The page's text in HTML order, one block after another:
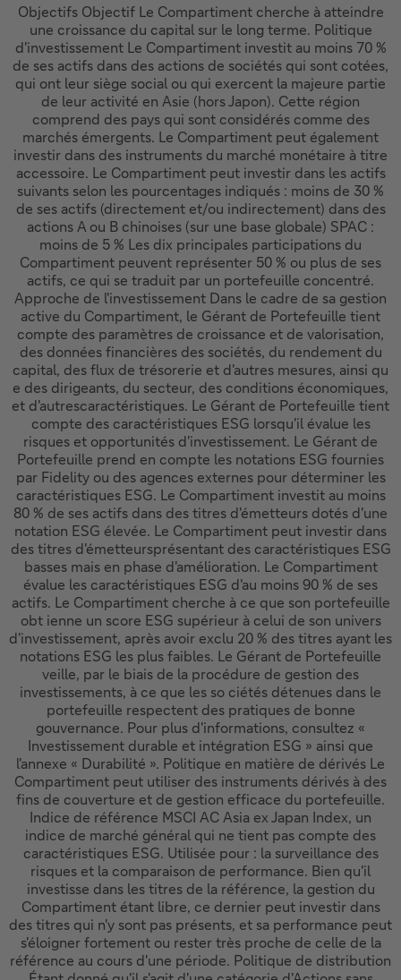
Objectifs Objectif Le Compartiment cherche à atteindre
une croissance du capital sur le long terme. Politique
d'investissement Le Compartiment investit au moins 70 %
de ses actifs dans des actions de sociétés qui sont cotées,
qui ont leur siège social ou qui exercent la majeure partie
de leur activité en Asie (hors Japon). Cette région
comprend des pays qui sont considérés comme des
marchés émergents. Le Compartiment peut également
investir dans des instruments du marché monétaire à titre
accessoire. Le Compartiment peut investir dans les actifs
suivants selon les pourcentages indiqués : moins de 30 %
de ses actifs (directement et/ou indirectement) dans des
actions A ou B chinoises (sur une base globale) SPAC :
moins de 5 % Les dix principales participations du
Compartiment peuvent représenter 50 % ou plus de ses
actifs, ce qui se traduit par un portefeuille concentré.
Approche de l'investissement Dans le cadre de sa gestion
active du Compartiment, le Gérant de Portefeuille tient
compte des paramètres de croissance et de valorisation,
des données financières des sociétés, du rendement du
capital, des flux de trésorerie et d'autres mesures, ainsi qu
e des dirigeants, du secteur, des conditions économiques,
et d'autrescaractéristiques. Le Gérant de Portefeuille tient
compte des caractéristiques ESG lorsqu'il évalue les
risques et opportunités d'investissement. Le Gérant de
Portefeuille prend en compte les notations ESG fournies
par Fidelity ou des agences externes pour déterminer les
caractéristiques ESG. Le Compartiment investit au moins
80 % de ses actifs dans des titres d'émetteurs dotés d'une
notation ESG élevée. Le Compartiment peut investir dans
des titres d'émetteursprésentant des caractéristiques ESG
basses mais en phase d'amélioration. Le Compartiment
évalue les caractéristiques ESG d'au moins 90 % de ses
actifs. Le Compartiment cherche à ce que son portefeuille
obt ienne un score ESG supérieur à celui de son univers
d'investissement, après avoir exclu 20 % des titres ayant les
notations ESG les plus faibles. Le Gérant de Portefeuille
veille, par le biais de la procédure de gestion des
investissements, à ce que les so ciétés détenues dans le
portefeuille respectent des pratiques de bonne
gouvernance. Pour plus d'informations, consultez «
Investissement durable et intégration ESG » ainsi que
l'annexe « Durabilité ». Politique en matière de dérivés Le
Compartiment peut utiliser des instruments dérivés à des
fins de couverture et de gestion efficace du portefeuille.
Indice de référence MSCI AC Asia ex Japan Index, un
indice de marché général qui ne tient pas compte des
caractéristiques ESG. Utilisée pour : la surveillance des
risques et la comparaison de performance. Bien qu'il
investisse dans les titres de la référence, la gestion du
Compartiment étant libre, ce dernier peut investir dans
des titres qui n'y sont pas présents, et sa performance peut
s'éloigner fortement ou rester très proche de celle de la
référence au cours d'une période. Politique de distribution